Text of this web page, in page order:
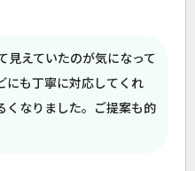
見えていたのが気になって
にも丁寧に対応してくれ
くなりました。ご提案も的